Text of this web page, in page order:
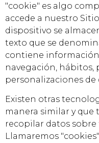
"cookie" es algo
accede a nuestro
dispositivo se
texto que se
contiene información
navegación, hábitos,
personalizaciones de
Existen otras
manera similar y que
recopilar datos
Llamaremos